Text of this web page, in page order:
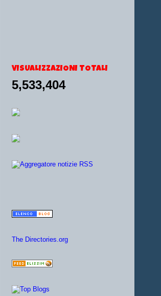
VISUALIZZAZIONI TOTALI
5,533,404
The Directories.org